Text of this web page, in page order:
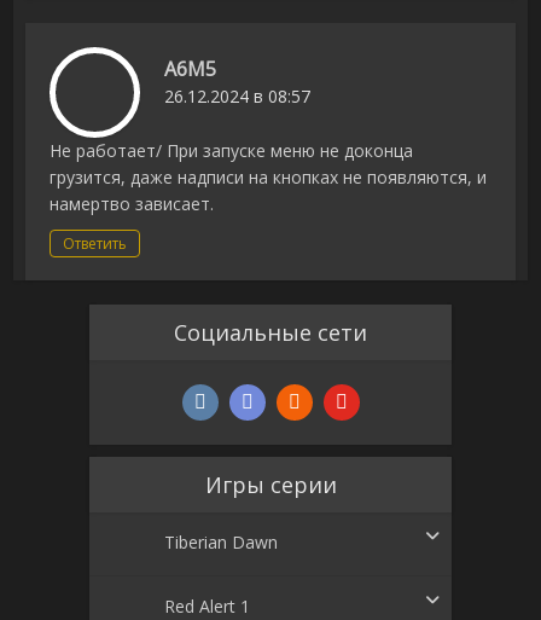
A6M5
26.12.2024 в 08:57
Не работает/ При запуске меню не доконца
грузится, даже надписи на кнопках не появляются, и
намертво зависает.
Ответить
Социальные сети
Игры серии
Tiberian Dawn
Red Alert 1